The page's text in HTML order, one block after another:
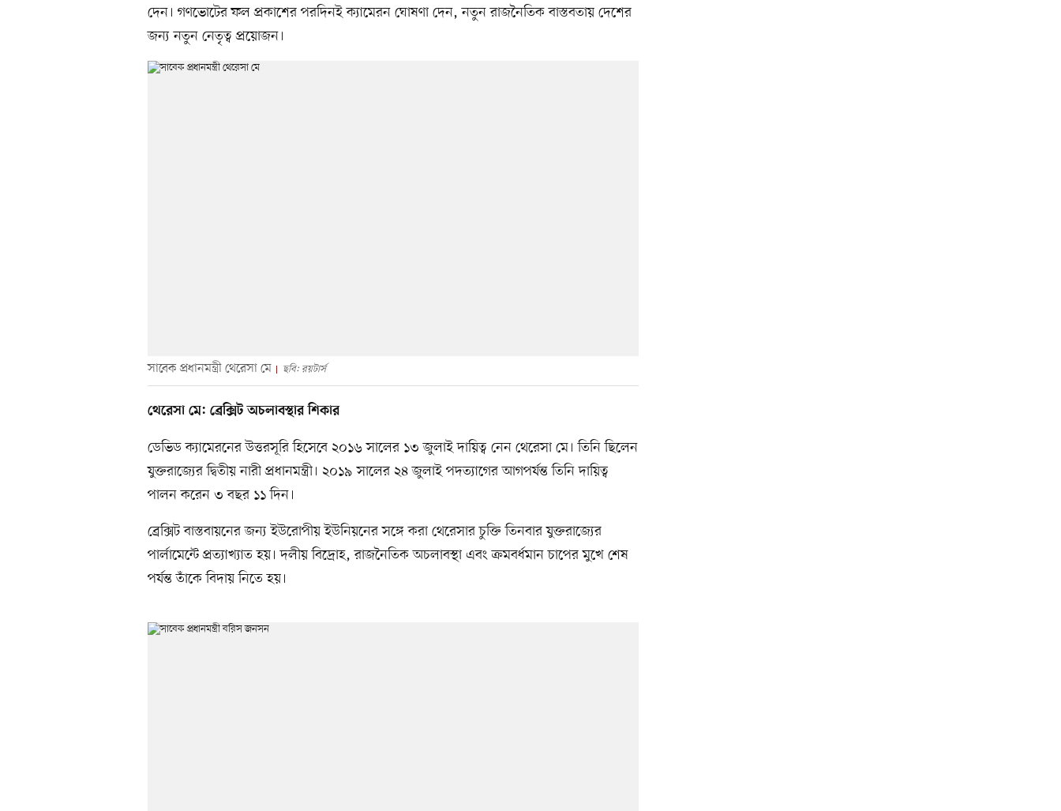
দেন। গণভোটের ফল প্রকাশের পরদিনই ক্যামেরন ঘোষণা দেন, নতুন রাজনৈতিক বাস্তবতায় দেশের
জন্য নতুন নেতৃত্ব প্রয়োজন।
সাবেক প্রধানমন্ত্রী থেরেসা মে ছবি: রয়টার্স
থেরেসা মে: ব্রেক্সিট অচলাবস্থার শিকার
ডেভিড ক্যামেরনের উত্তরসূরি হিসেবে ২০১৬ সালের ১৩ জুলাই দায়িত্ব নেন থেরেসা মে। তিনি ছিলেন
যুক্তরাজ্যের দ্বিতীয় নারী প্রধানমন্ত্রী। ২০১৯ সালের ২৪ জুলাই পদত্যাগের আগপর্যন্ত তিনি দায়িত্ব
পালন করেন ৩ বছর ১১ দিন।
ব্রেক্সিট বাস্তবায়নের জন্য ইউরোপীয় ইউনিয়নের সঙ্গে করা থেরেসার চুক্তি তিনবার যুক্তরাজ্যের
পার্লামেন্টে প্রত্যাখ্যাত হয়। দলীয় বিদ্রোহ, রাজনৈতিক অচলাবস্থা এবং ক্রমবর্ধমান চাপের মুখে শেষ
পর্যন্ত তাঁকে বিদায় নিতে হয়।